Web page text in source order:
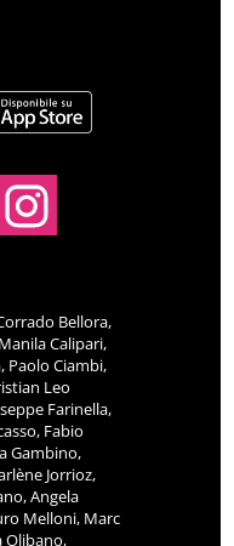
Bellora,
Calipari,
Paolo Ciambi,
Leo
Farinella,
Fabio
Gambino,
Jorrioz,
Angela
Melloni, Marc
Olibano,